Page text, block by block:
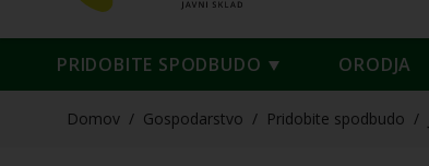
PRIDOBITE SPODBUDO ORODJA
Domov / Gospodarstvo / Pridobite spodbudo /